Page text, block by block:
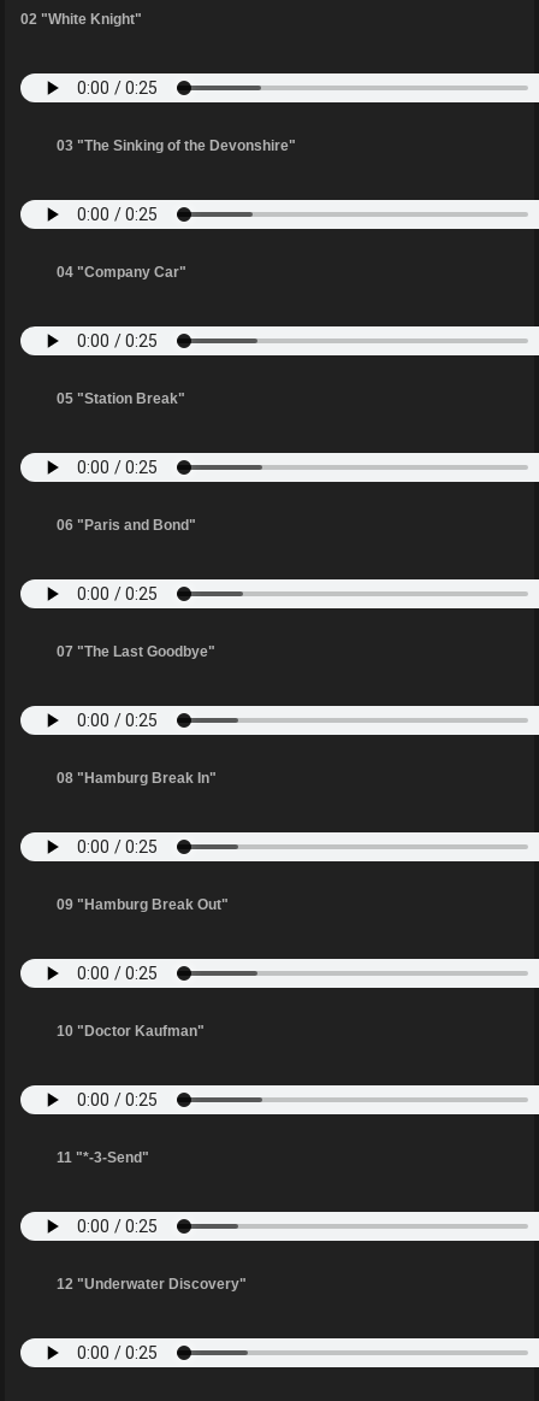
02 "White Knight"
03 "The Sinking of the Devonshire"
04 "Company Car"
05 "Station Break"
06 "Paris and Bond"
07 "The Last Goodbye"
08 "Hamburg Break In"
09 "Hamburg Break Out"
10 "Doctor Kaufman"
11 "*-3-Send"
12 "Underwater Discovery"